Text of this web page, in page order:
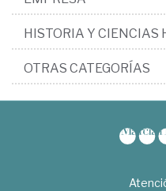
HISTORIA Y CIENCIAS
OTRAS CATEGORÍAS